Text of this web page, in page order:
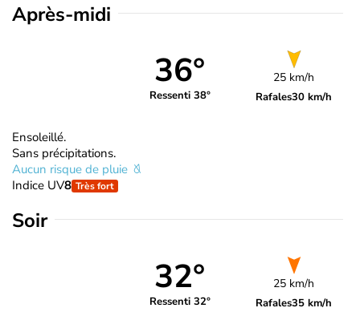
Après-midi
36°
Ressenti 38°
25 km/h
Rafales30 km/h
Ensoleillé.
Sans précipitations.
Aucun risque de pluie
Indice UV8 Très fort
Soir
32°
Ressenti 32°
25 km/h
Rafales35 km/h